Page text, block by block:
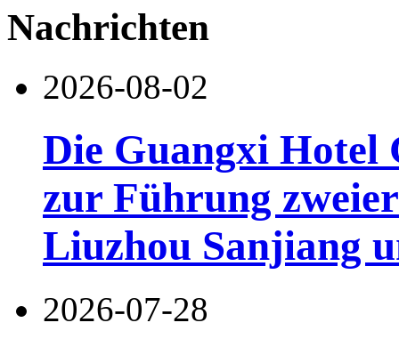
Nachrichten
2026-08-02
Die Guangxi Hotel
zur Führung
Liuzhou Sanjiang
2026-07-28